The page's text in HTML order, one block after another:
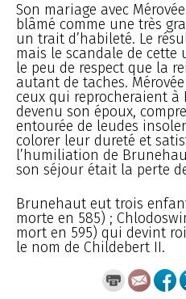
Son mariage avec
blâmé comme une très
un trait d’habileté. Le
mais le scandale de cette
le peu de respect que la
autant de taches.
ceux qui reprocheraient à
devenu son époux,
entourée de leudes
colorer leur dureté et
l’humiliation de
son séjour était la perte
Brunehaut eut trois
morte en 585) ;
mort en 595) qui devint
le nom de Childebert II.